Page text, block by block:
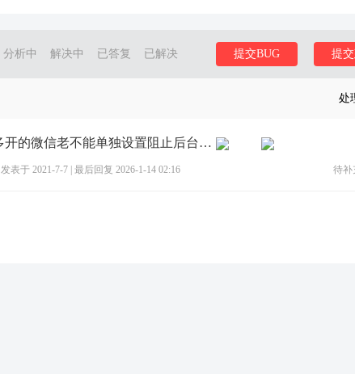
分析中 解决中 已答复 已解决 提
提交BUG
处
[BUG]应用多开的微信老不能单独设置阻止后台运行
发表于 2021-7-7 最后回复 2026-1-14 02:16 待补